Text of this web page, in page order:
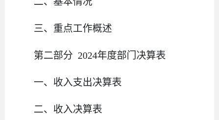
三、重点工作概述
第二部分 2024年度部门决算表
一、收入支出决算表
二、收入决算表